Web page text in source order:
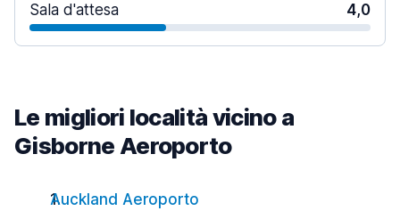
Sala d'attesa 4,0
Le migliori località vicino a
Gisborne Aeroporto
Auckland Aeroporto